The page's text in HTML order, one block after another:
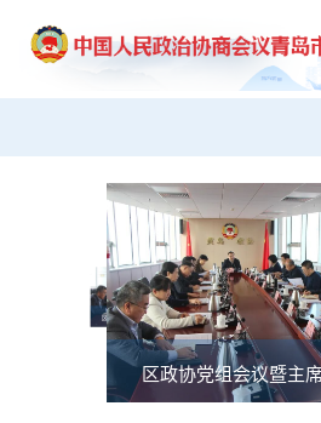
区政协召开三届五十五次党组暨四十七次...